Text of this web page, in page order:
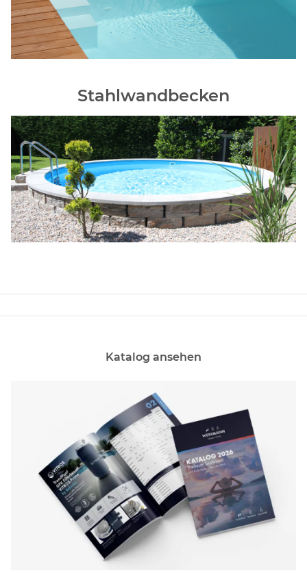
Stahlwandbecken
Katalog ansehen